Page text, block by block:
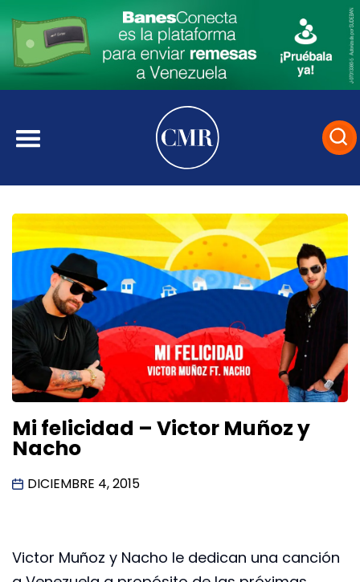
Mi felicidad – Victor Muñoz y
Nacho
DICIEMBRE 4, 2015
Victor Muñoz y Nacho le dedican una canción